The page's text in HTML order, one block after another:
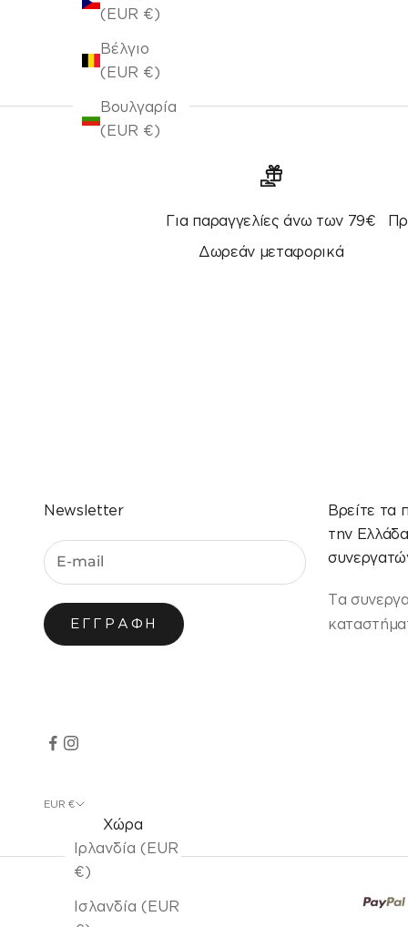
(EUR €)
Βέλγιο
(EUR €)
Βουλγαρία
(EUR €)
Για παραγγελίες άνω των 79€
Δωρεάν μεταφορικά
Newsletter
ΕΓΓΡΑΦΉ
Βρείτε τα
την
Τα
EUR €
Χώρα
Ιρλανδία (EUR
€)
Ισλανδία (EUR